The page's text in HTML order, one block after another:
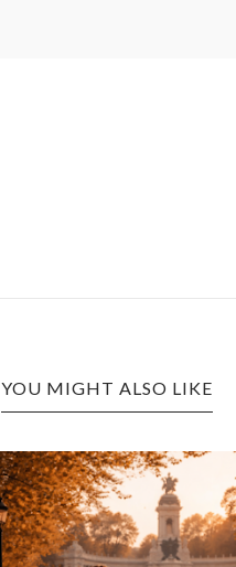
YOU MIGHT ALSO LIKE